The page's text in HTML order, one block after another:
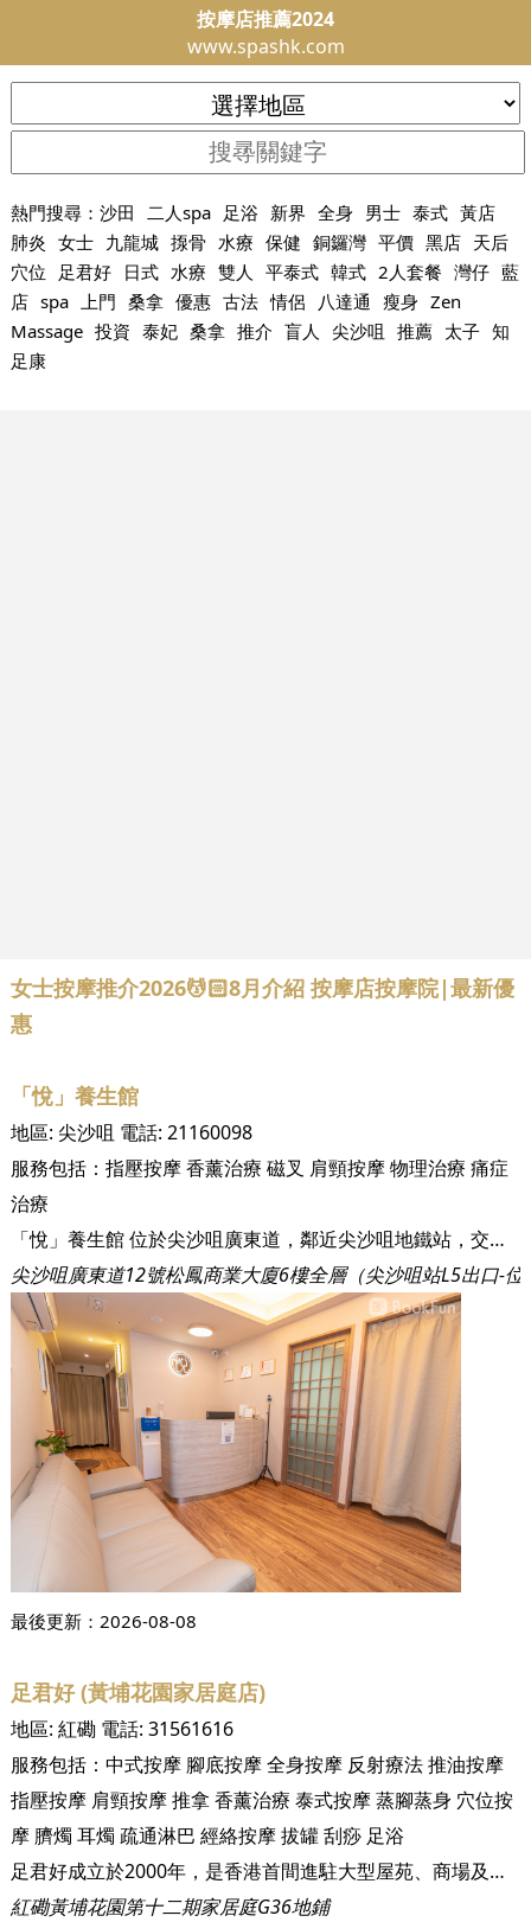
按摩店推薦2024
www.spashk.com
熱門搜尋： 沙田 二人spa 足浴 新界 全身 男士 泰式 黃店
肺炎 女士 九龍城 揼骨 水療 保健 銅鑼灣 平價 黑店 天后
穴位
足君好 日式 水療 雙人 平泰式 韓式 2人套餐 灣仔 藍
店 spa 上門 桑拿 優惠 古法 情侶 八達通 瘦身 Zen
Massage 投資 泰妃 桑拿 推介 盲人 尖沙咀 推薦 太子 知
足康
女士按摩推介2026💆🏻8月介紹 按摩店按摩院|最新優
惠
「悅」養生館
地區: 尖沙咀 電話: 21160098
服務包括： 指壓按摩香薰治療 磁叉 肩頸按摩物理治療 痛症
治療
「悅」養生館 位於尖沙咀廣東道，鄰近尖沙咀地鐵站，交通方便為客人於下班後或購物後到店鋪進行服務。 註冊中醫師主理,設計獨一無二的痛症解決方案,採用日式禪風的裝潢 ,氣氛寧靜舒適
尖沙咀廣東道12號松鳳商業大廈6樓全層（尖沙咀站L5出口-
最後更新： 2026-08-08
足君好 (黃埔花園家居庭店)
地區: 紅磡電話: 31561616
服務包括： 中式按摩 腳底按摩全身按摩 反射療法推油按摩
指壓按摩 肩頸按摩推拿香薰治療 泰式按摩蒸腳蒸身 穴位按
摩 臍燭 耳燭 疏通淋巴 經絡按摩拔罐刮痧 足浴
足君好成立於2000年，是香港首間進駐大型屋苑、商場及酒店的足底按摩休閒中心。成立至今已為超過三十萬名尊貴客戶提供健康休閒的養身保健服務。足君好集合了眾多人力、物力，針對現代人健康的問題展開研究，以中國數千年的養身之道－足底按摩及全身穴位推拿，配合優閒泰式裝修與頂級設備，徹底顛覆傳統對按摩、推拿的既定形象，讓您及您的家人安心又輕鬆地達到養身的功效！ 本集團至今已開設十三間沐足保健中心，遍佈港九新界，包括黃埔區、將軍澳區、香港區及荃灣等，未來將於不同地區開設分店以為各區居民服務。 足君好嚴格控管衛生環境及服務品質，讓注重養身的您同時享有最高等級的服務與最經濟實惠的消費。
紅磡黃埔花園第十二期家居庭G36地鋪